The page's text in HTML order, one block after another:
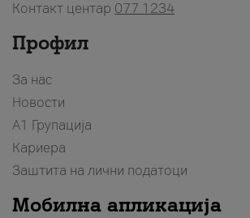
Контакт центар 077 1234
Профил
За нас
Новости
А1 Групација
Кариера
Заштита на лични податоци
Мобилна апликација